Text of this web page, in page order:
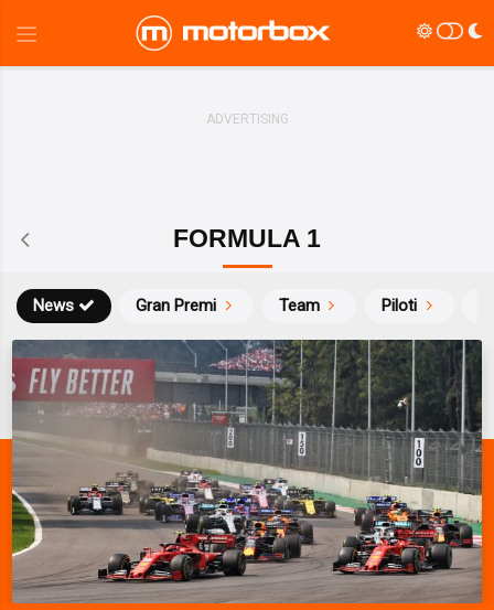
FORMULA 1
News Gran Premi Team Piloti